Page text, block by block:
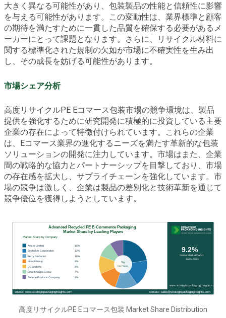
大きく異なる可能性があり、包装製品の性能と信頼性に影響
を与える可能性があります。この変動性は、業界標準と顧客
の期待を満たすために一貫した品質を確保する必要があるメ
ーカーにとって課題となります。さらに、リサイクル材料に
関する標準化された規制の欠如が市場に不確実性を生み出
し、その成長を妨げる可能性があります。
市場シェア分析
高度リサイクルPE Eコマース包装市場の競争環境は、製品
提供を強化するために研究開発に積極的に投資している主要
企業の存在によって特徴付けられています。これらの企業
は、Eコマース業界の進化するニーズを満たす革新的な包装
ソリューションの開発に注力しています。市場はまた、企業
間の戦略的な協力とパートナーシップを目撃しており、市場
の存在感を拡大し、サプライチェーンを強化しています。市
場の競争は激しく、企業は製品の差別化と技術革新を通じて
競争優位を獲得しようとしています。
高度リサイクルPE Eコマース包装 Market Share Distribution